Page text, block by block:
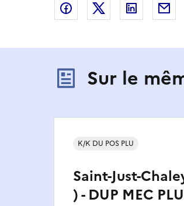
Partager sur Facebook
Partager sur X
Sur le
Saint-Just-
) - DUP MEC PLU
K/K DU POS PLU